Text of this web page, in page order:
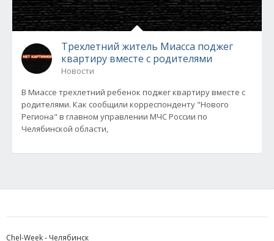
Трехлетний житель Миасса поджег
квартиру вместе с родителями
Новости
В Миассе трехлетний ребенок поджег квартиру вместе с
родителями. Как сообщили корреспонденту "Нового
Региона" в главном управлении МЧС России по
Челябинской области,
Chel-Week - Челябинск